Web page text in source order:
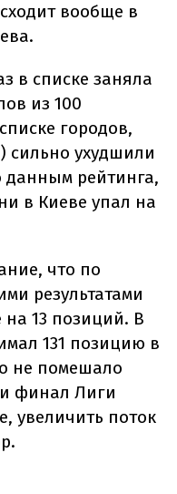
вообще в
в списке заняла
из 100
городов,
сильно ухудшили
данным рейтинга,
в Киеве упал на
что по
результатами
на 13 позиций. В
131 позицию в
не помешало
финал Лиги
увеличить поток